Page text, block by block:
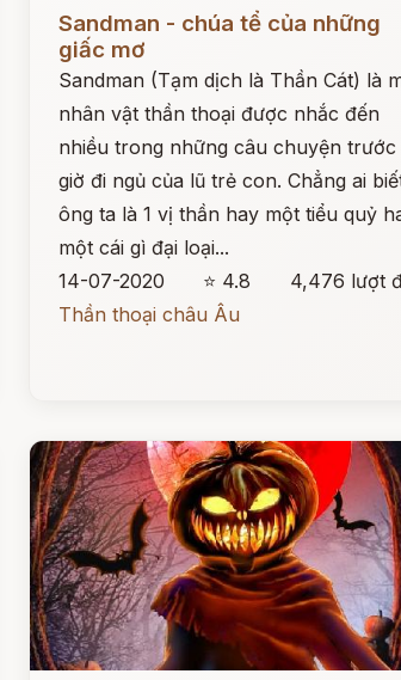
Sandman - chúa tể của những
giấc mơ
Sandman (Tạm dịch là Thần Cát) là
nhân vật thần thoại được nhắc đến
nhiều trong những câu chuyện trước
giờ đi ngủ của lũ trẻ con. Chẳng ai
ông ta là 1 vị thần hay một tiểu quỷ
một cái gì đại loại...
14-07-2020
⭐ 4.8
4,476 lượt
Thần thoại châu Âu